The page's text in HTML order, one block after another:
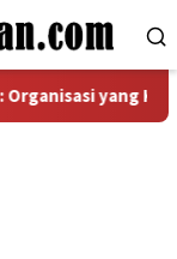
yang Kuat